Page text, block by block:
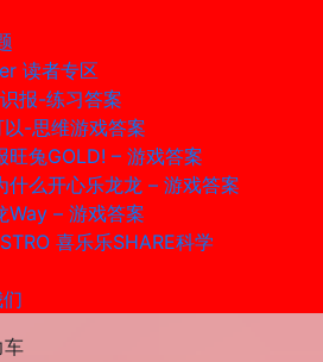
读者专区
报-练习答案
以-思维游戏答案
旺兔GOLD! – 游戏答案
什么开心乐龙龙 – 游戏答案
Way – 游戏答案
喜乐乐SHARE科学
车